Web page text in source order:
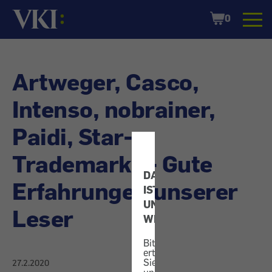
DATENSCHUTZ
IST
UNS
WICHTIG!
Bitte
erteilen
Sie
Startseite
Shopping
Cart
0
Artweger, Casco,
Intenso, nobrainer,
Paidi, Star-
Trademarks - Gute
Erfahrungen unserer
Leser
27.2.2020